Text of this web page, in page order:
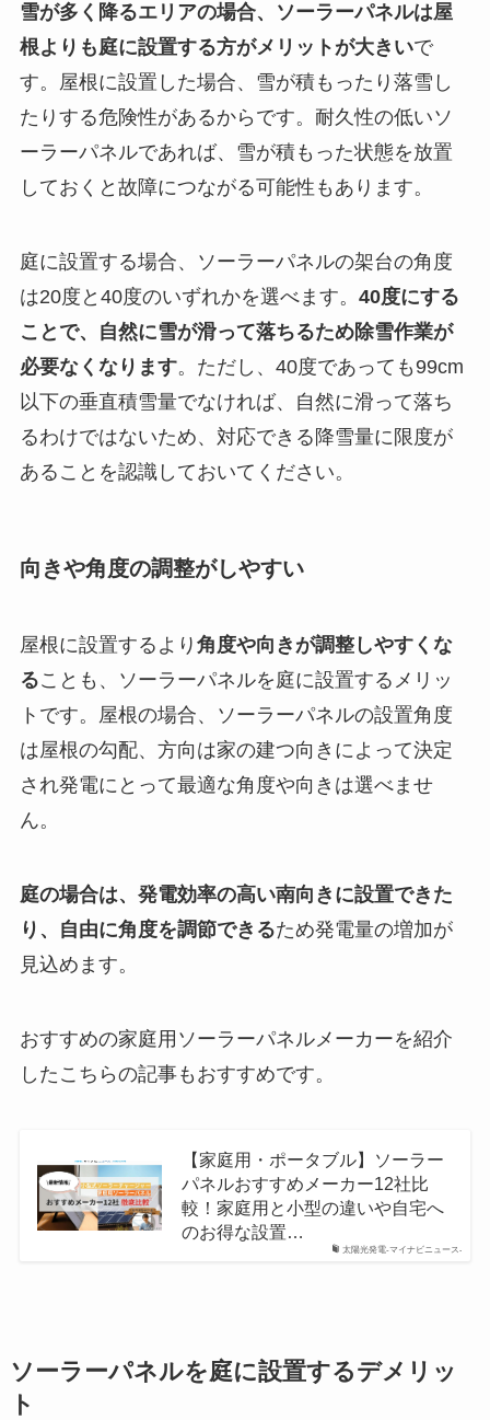
雪が多く降るエリアの場合、ソーラーパネルは屋
根よりも庭に設置する方がメリットが大きいで
す。屋根に設置した場合、雪が積もったり落雪し
たりする危険性があるからです。耐久性の低いソ
ーラーパネルであれば、雪が積もった状態を放置
しておくと故障につながる可能性もあります。
庭に設置する場合、ソーラーパネルの架台の角度
は20度と40度のいずれかを選べます。 40度にする
ことで、自然に雪が滑って落ちるため除雪作業が
必要なくなります。ただし、40度であっても99cm
以下の垂直積雪量でなければ、自然に滑って落ち
るわけではないため、対応できる降雪量に限度が
あることを認識しておいてください。
向きや角度の調整がしやすい
屋根に設置するより 角度や向きが調整しやすくな
ることも、ソーラーパネルを庭に設置するメリッ
トです。屋根の場合、ソーラーパネルの設置角度
は屋根の勾配、方向は家の建つ向きによって決定
され発電にとって最適な角度や向きは選べませ
ん。
庭の場合は、 発電効率の高い南向きに設置できた
り、自由に角度を調節できるため発電量の増加が
見込めます。
おすすめの家庭用ソーラーパネルメーカーを紹介
したこちらの記事もおすすめです。
太陽光発電-マイナビニュース-
【家庭用・ポータブル】ソーラー
パネルおすすめメーカー12社比
較！家庭用と小型の違いや自宅へ
のお得な設置…
ソーラーパネルを庭に設置するデメリッ
ト